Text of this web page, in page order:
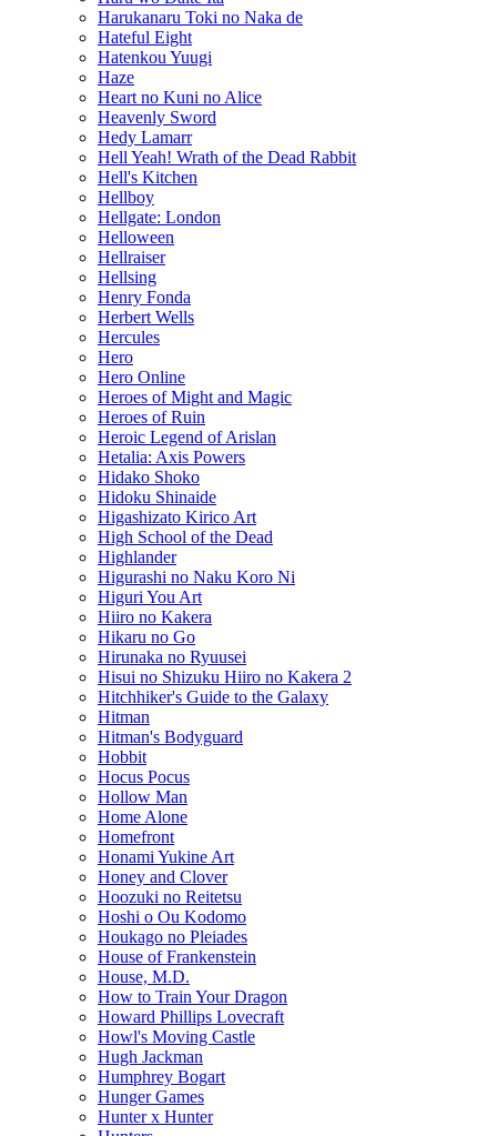
Harukanaru Toki no Naka de
Hateful Eight
Hatenkou Yuugi
Haze
Heart no Kuni no Alice
Heavenly Sword
Hedy Lamarr
Hell Yeah! Wrath of the Dead Rabbit
Hell's Kitchen
Hellboy
Hellgate: London
Helloween
Hellraiser
Hellsing
Henry Fonda
Herbert Wells
Hercules
Hero
Hero Online
Heroes of Might and Magic
Heroes of Ruin
Heroic Legend of Arislan
Hetalia: Axis Powers
Hidako Shoko
Hidoku Shinaide
Higashizato Kirico Art
High School of the Dead
Highlander
Higurashi no Naku Koro Ni
Higuri You Art
Hiiro no Kakera
Hikaru no Go
Hirunaka no Ryuusei
Hisui no Shizuku Hiiro no Kakera 2
Hitchhiker's Guide to the Galaxy
Hitman
Hitman's Bodyguard
Hobbit
Hocus Pocus
Hollow Man
Home Alone
Homefront
Honami Yukine Art
Honey and Clover
Hoozuki no Reitetsu
Hoshi o Ou Kodomo
Houkago no Pleiades
House of Frankenstein
House, M.D.
How to Train Your Dragon
Howard Phillips Lovecraft
Howl's Moving Castle
Hugh Jackman
Humphrey Bogart
Hunger Games
Hunter x Hunter